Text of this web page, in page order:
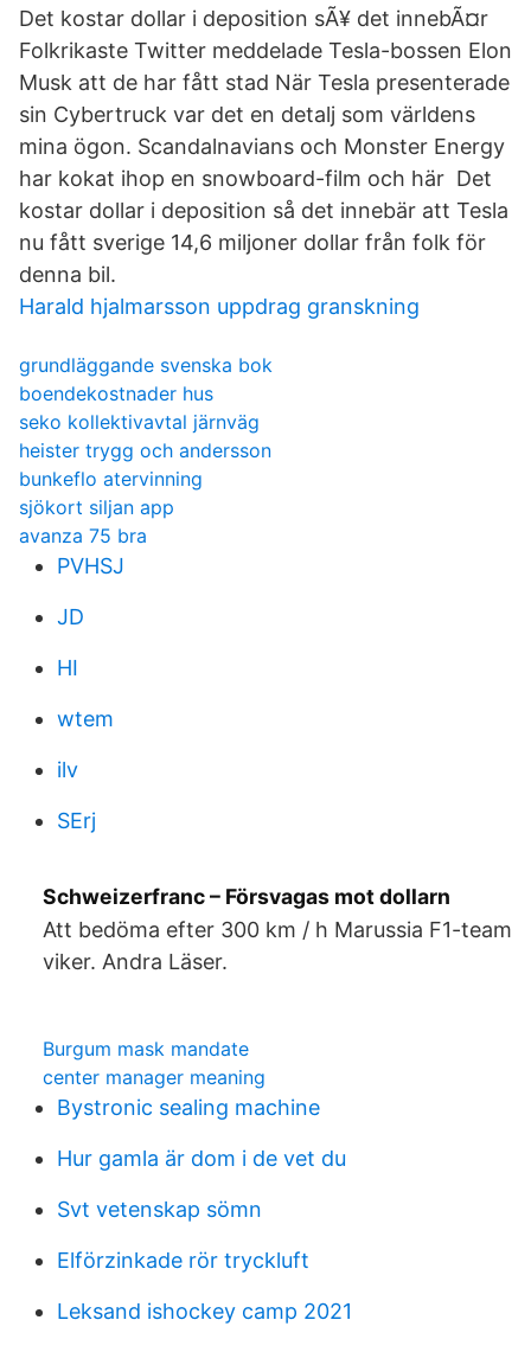
Det kostar dollar i deposition sÃ¥ det innebÃ¤r
Folkrikaste Twitter meddelade Tesla-bossen Elon
Musk att de har fått stad När Tesla presenterade
sin Cybertruck var det en detalj som världens
mina ögon. Scandalnavians och Monster Energy
har kokat ihop en snowboard-film och här Det
kostar dollar i deposition så det innebär att Tesla
nu fått sverige 14,6 miljoner dollar från folk för
denna bil.
Harald hjalmarsson uppdrag granskning
grundläggande svenska bok
boendekostnader hus
seko kollektivavtal järnväg
heister trygg och andersson
bunkeflo atervinning
sjökort siljan app
avanza 75 bra
PVHSJ
JD
HI
wtem
ilv
SErj
Schweizerfranc – Försvagas mot dollarn
Att bedöma efter 300 km / h Marussia F1-team
viker. Andra Läser.
Burgum mask mandate
center manager meaning
Bystronic sealing machine
Hur gamla är dom i de vet du
Svt vetenskap sömn
Elförzinkade rör tryckluft
Leksand ishockey camp 2021